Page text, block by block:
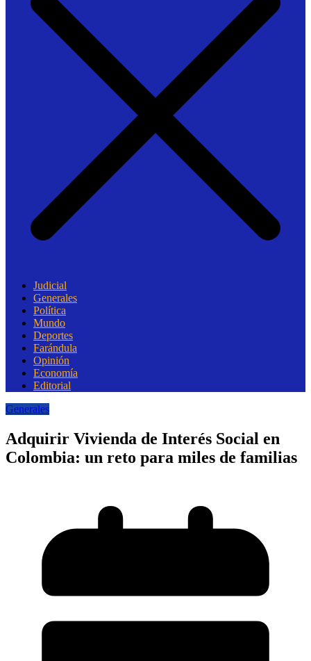
Judicial
Generales
Política
Mundo
Deportes
Farándula
Opinión
Economía
Editorial
Generales
Adquirir Vivienda de Interés Social en
Colombia: un reto para miles de familias